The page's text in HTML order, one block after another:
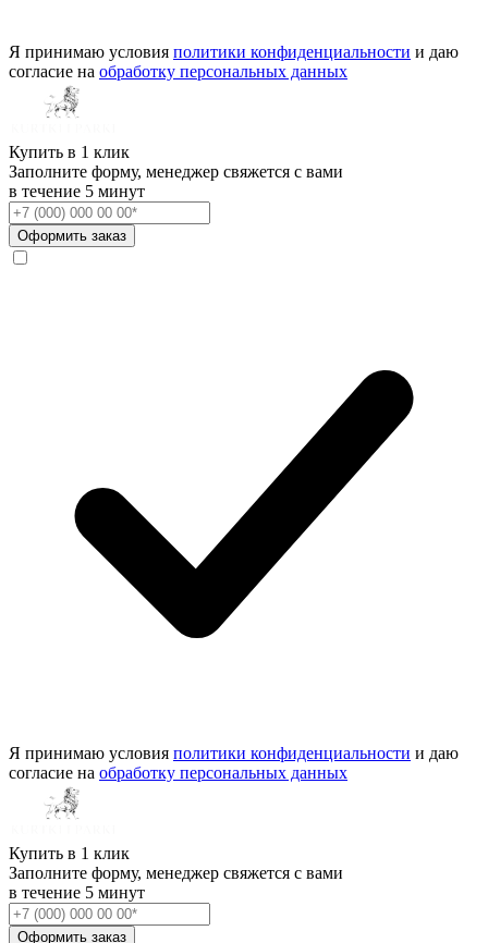
Я принимаю условия политики конфиденциальности и даю
согласие на обработку персональных данных
Купить в 1 клик
Заполните форму, менеджер свяжется с вами
в течение 5 минут
Я принимаю условия политики конфиденциальности и даю
согласие на обработку персональных данных
Купить в 1 клик
Заполните форму, менеджер свяжется с вами
в течение 5 минут